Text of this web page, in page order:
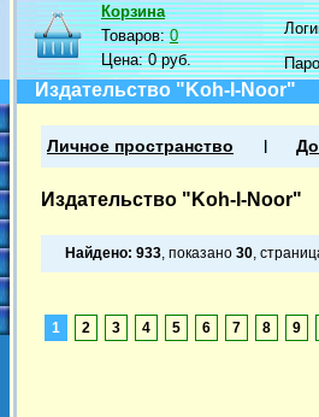
Корзина
Товаров:0
Цена:0 руб.
Издательство "Koh-I-Noor"
Личное пространство
Издательство "Koh-I-Noor"
Найдено: 933, показано 30,
1 2 3 4 5 6 7 8 9